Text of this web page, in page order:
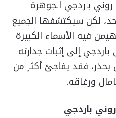
باردجي الجوهرة
لكن سيكتشفها الجميع
فيه الأسماء الكبيرة
إلى إثبات جدارته
فقد يفاجئ أكثر من
ورفاقه.
باردجي